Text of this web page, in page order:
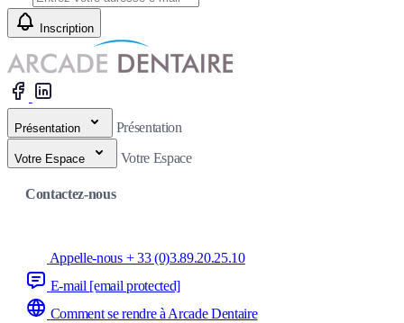
Inscription
Présentation Présentation
Votre Espace Votre Espace
Contactez-nous
Appelle-nous + 33 (0)3.89.20.25.10
E-mail [email protected]
Comment se rendre à Arcade Dentaire